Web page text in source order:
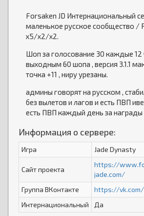
Forsaken JD Интернациональный
маленькое русское сообщество /
x5/x2/x2.
Шоп за голосование 30 каждые 12
выходным 60 шопа , версия 3.1.1
точка +11 , ниру урезаны.
админы говорят на русском ,
без вылетов и лагов и есть ПВП
есть ПВП каждый день за
Информация о сервере:
Игра Jade Dynasty
Сайт проекта
https://
jade.com/
Группа ВКонтакте
https://
Интернациональный
Да